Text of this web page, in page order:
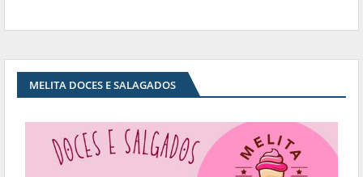
MELITA DOCES E SALAGADOS